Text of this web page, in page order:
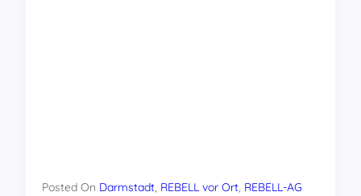
Posted On Darmstadt, REBELL vor Ort, REBELL-AG